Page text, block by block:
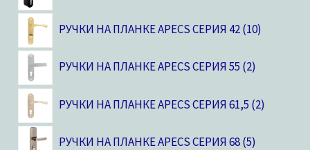
РУЧКИ НА ПЛАНКЕ APECS СЕРИЯ 42 10
РУЧКИ НА ПЛАНКЕ APECS СЕРИЯ 55 2
РУЧКИ НА ПЛАНКЕ APECS СЕРИЯ 61,5 2
РУЧКИ НА ПЛАНКЕ APECS СЕРИЯ 68 5